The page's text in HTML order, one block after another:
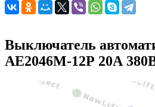
Выключатель
АЕ2046М-12Р 20А